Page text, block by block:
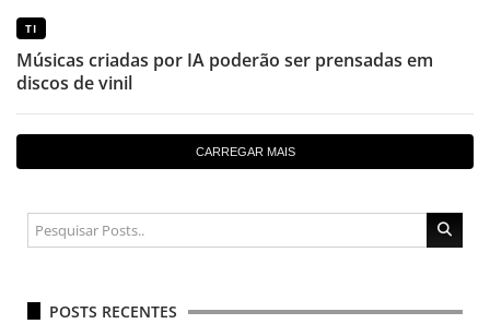
TI
Músicas criadas por IA poderão ser prensadas em
discos de vinil
CARREGAR MAIS
POSTS RECENTES